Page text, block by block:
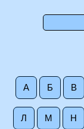
А Б В
Л М Н